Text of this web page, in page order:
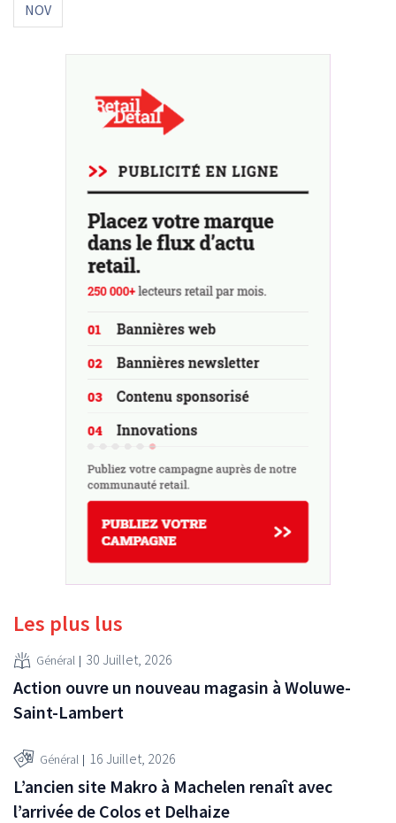
NOV
Les plus lus
Général 30 Juillet, 2026
Action ouvre un nouveau magasin à Woluwe-
Saint-Lambert
Général 16 Juillet, 2026
L’ancien site Makro à Machelen renaît avec
l’arrivée de Colos et Delhaize